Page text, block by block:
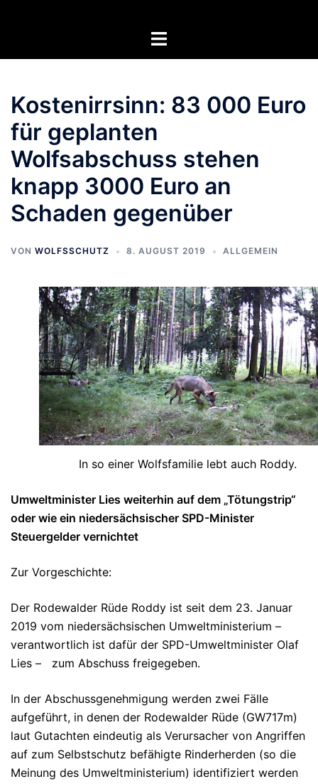
Menü
Kostenirrsinn: 83 000 Euro
für geplanten
Wolfsabschuss stehen
knapp 3000 Euro an
Schaden gegenüber
VON WOLFSSCHUTZ 8. AUGUST 2019 ALLGEMEIN
In so einer Wolfsfamilie lebt auch Roddy.
Umweltminister Lies weiterhin auf dem „Tötungstrip“
oder wie ein niedersächsischer SPD-Minister
Steuergelder vernichtet
Zur Vorgeschichte:
Der Rodewalder Rüde Roddy ist seit dem 23. Januar
2019 vom niedersächsischen Umweltministerium –
verantwortlich ist dafür der SPD-Umweltminister Olaf
Lies – zum Abschuss freigegeben.
In der Abschussgenehmigung werden zwei Fälle
aufgeführt, in denen der Rodewalder Rüde (GW717m)
laut Gutachten eindeutig als Verursacher von Angriffen
auf zum Selbstschutz befähigte Rinderherden (so die
Meinung des Umweltministerium) identifiziert werden